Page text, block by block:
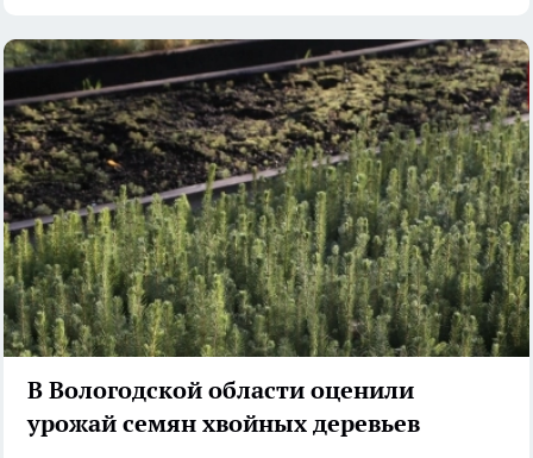
В Вологодской области оценили
урожай семян хвойных деревьев